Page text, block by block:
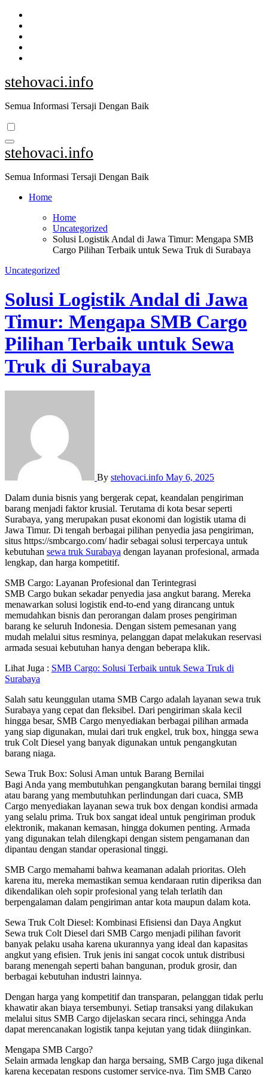
Skip
content
stehovaci.info
Semua Informasi Tersaji Dengan Baik
stehovaci.info
Semua Informasi Tersaji Dengan Baik
Home
Home
Uncategorized
Solusi Logistik Andal di Jawa Timur: Mengapa SMB
Cargo Pilihan Terbaik untuk Sewa Truk di Surabaya
Uncategorized
Solusi Logistik Andal di Jawa
Timur: Mengapa SMB Cargo
Pilihan Terbaik untuk Sewa
Truk di Surabaya
By stehovaci.info May 6, 2025
Dalam dunia bisnis yang bergerak cepat, keandalan pengiriman
barang menjadi faktor krusial. Terutama di kota besar seperti
Surabaya, yang merupakan pusat ekonomi dan logistik utama di
Jawa Timur. Di tengah berbagai pilihan penyedia jasa pengiriman,
situs https://smbcargo.com/ hadir sebagai solusi terpercaya untuk
kebutuhan sewa truk Surabaya dengan layanan profesional, armada
lengkap, dan harga kompetitif.
SMB Cargo: Layanan Profesional dan Terintegrasi
SMB Cargo bukan sekadar penyedia jasa angkut barang. Mereka
menawarkan solusi logistik end-to-end yang dirancang untuk
memudahkan bisnis dan perorangan dalam proses pengiriman
barang ke seluruh Indonesia. Dengan sistem pemesanan yang
mudah melalui situs resminya, pelanggan dapat melakukan reservasi
armada sesuai kebutuhan hanya dengan beberapa klik.
Lihat Juga : SMB Cargo: Solusi Terbaik untuk Sewa Truk di
Surabaya
Salah satu keunggulan utama SMB Cargo adalah layanan sewa truk
Surabaya yang cepat dan fleksibel. Dari pengiriman skala kecil
hingga besar, SMB Cargo menyediakan berbagai pilihan armada
yang siap digunakan, mulai dari truk engkel, truk box, hingga sewa
truk Colt Diesel yang banyak digunakan untuk pengangkutan
barang niaga.
Sewa Truk Box: Solusi Aman untuk Barang Bernilai
Bagi Anda yang membutuhkan pengangkutan barang bernilai tinggi
atau barang yang membutuhkan perlindungan dari cuaca, SMB
Cargo menyediakan layanan sewa truk box dengan kondisi armada
yang selalu prima. Truk box sangat ideal untuk pengiriman produk
elektronik, makanan kemasan, hingga dokumen penting. Armada
yang digunakan telah dilengkapi dengan sistem pengamanan dan
dipantau dengan standar operasional tinggi.
SMB Cargo memahami bahwa keamanan adalah prioritas. Oleh
karena itu, mereka memastikan semua kendaraan rutin diperiksa dan
dikendalikan oleh sopir profesional yang telah terlatih dan
berpengalaman dalam pengiriman antar kota maupun dalam kota.
Sewa Truk Colt Diesel: Kombinasi Efisiensi dan Daya Angkut
Sewa truk Colt Diesel dari SMB Cargo menjadi pilihan favorit
banyak pelaku usaha karena ukurannya yang ideal dan kapasitas
angkut yang efisien. Truk jenis ini sangat cocok untuk distribusi
barang menengah seperti bahan bangunan, produk grosir, dan
berbagai kebutuhan industri lainnya.
Dengan harga yang kompetitif dan transparan, pelanggan tidak perlu
khawatir akan biaya tersembunyi. Setiap transaksi yang dilakukan
melalui situs SMB Cargo dijelaskan secara rinci, sehingga Anda
dapat merencanakan logistik tanpa kejutan yang tidak diinginkan.
Mengapa SMB Cargo?
Selain armada lengkap dan harga bersaing, SMB Cargo juga dikenal
karena kecepatan respons customer service-nya. Tim SMB Cargo